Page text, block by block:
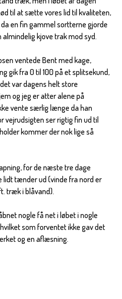
til at sætte vores lid til kvaliteten,
en fin gammel sortterne gjorde
kjove trak mod syd.
ventede Bent med kage,
gik fra 0 til 100 på et splitsekund,
var dagens helt store
og jeg er atter alene på
vente særlig længe da han
vejrudsigten ser rigtig fin ud til
kommer der nok lige så
for de næste tre dage
tænder ud (vinde fra nord er
træk i blåvand).
nogle få net i løbet i nogle
som forventet ikke gav det
og en aflæsning.